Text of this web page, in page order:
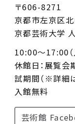
〒606-8271
京都市左京区
京都芸術大学
10:00〜17:00（
休館日：展覧会
試期間（※詳細
入館無料
芸術館